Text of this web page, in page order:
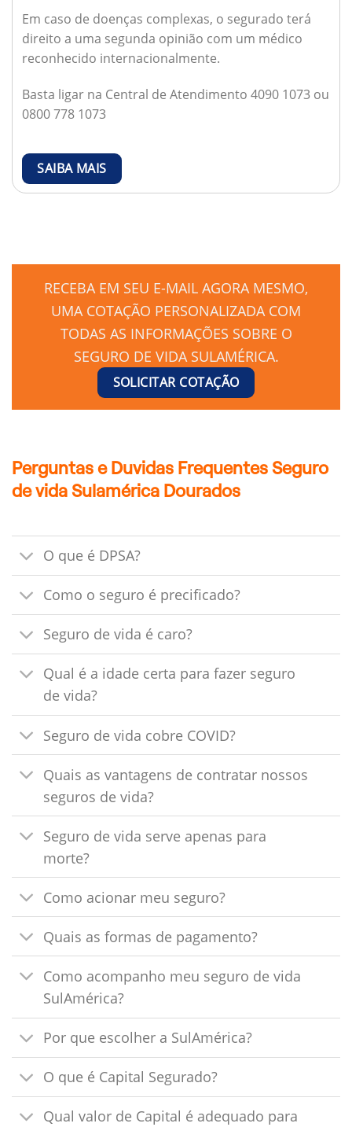
Em caso de doenças complexas, o segurado terá
direito a uma segunda opinião com um médico
reconhecido internacionalmente.
Basta ligar na Central de Atendimento 4090 1073 ou
0800 778 1073
SAIBA MAIS
RECEBA EM SEU E-MAIL AGORA MESMO,
UMA COTAÇÃO PERSONALIZADA COM
TODAS AS INFORMAÇÕES SOBRE O
SEGURO DE VIDA SULAMÉRICA.
SOLICITAR COTAÇÃO
Perguntas e Duvidas Frequentes Seguro
de vida Sulamérica Dourados
O que é DPSA?
Como o seguro é precificado?
Seguro de vida é caro?
Qual é a idade certa para fazer seguro
de vida?
Seguro de vida cobre COVID?
Quais as vantagens de contratar nossos
seguros de vida?
Seguro de vida serve apenas para
morte?
Como acionar meu seguro?
Quais as formas de pagamento?
Como acompanho meu seguro de vida
SulAmérica?
Por que escolher a SulAmérica?
O que é Capital Segurado?
Qual valor de Capital é adequado para